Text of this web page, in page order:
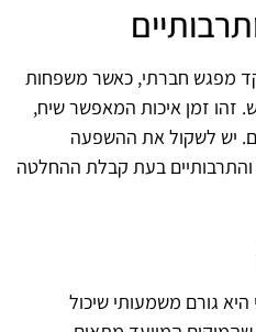
מפגש חברתי, כאשר משפחות
זהו זמן איכות המאפשר שיח,
יש לשקול את ההשפעה
בעת קבלת ההחלטה
היא גורם משמעותי שיכול